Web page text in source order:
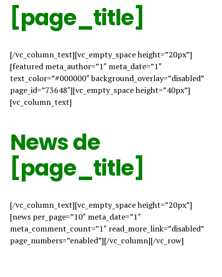
[page_title]
[/vc_column_text][vc_empty_space height=”20px”]
[featured meta_author=”1″ meta_date=”1″
text_color=”#000000″ background_overlay=”disabled”
page_id=”73648″][vc_empty_space height=”40px”]
[vc_column_text]
News de
[page_title]
[/vc_column_text][vc_empty_space height=”20px”]
[news per_page=”10″ meta_date=”1″
meta_comment_count=”1″ read_more_link=”disabled”
page_numbers=”enabled”][/vc_column][/vc_row]